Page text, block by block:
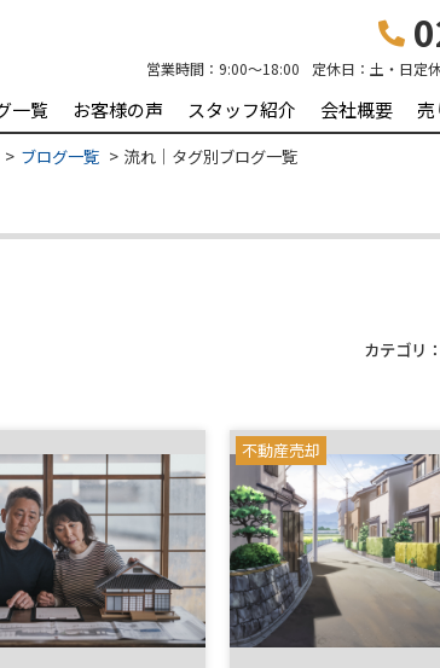
営業時間： 9:00～18:00 定休日： 土・日定
一覧 お客様の声 スタッフ紹介 会社概要
ブログ一覧 流れ｜タグ別ブログ一覧
カテゴリ：
不動産売却